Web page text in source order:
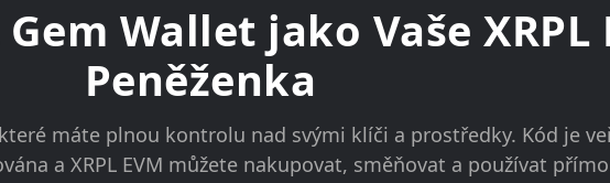
Wallet jako Vaše XRPL
Peněženka
které máte plnou kontrolu nad svými klíči a prostředky. Kód je
a XRPL EVM můžete nakupovat, směňovat a používat